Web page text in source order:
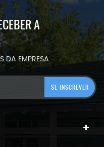
A
DA EMPRESA